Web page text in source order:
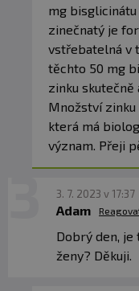
mg
zinečnatý je
vstřebatelná v
těchto 50 mg
zinku skutečně
Množství zinku
která má
význam. Přeji
3. 7. 2023 v 17:37
Adam
Dobrý den,
ženy? Děkuji.